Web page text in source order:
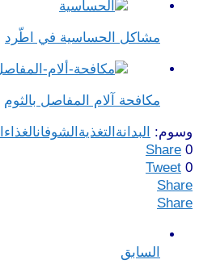
مشاكل الحساسية في اطّرد
مكافحة آلام المفاصل بالثوم
وسوم: البدانة التغذية الشوفانالغذاء
Share 0
Tweet 0
Share
Share
السابق